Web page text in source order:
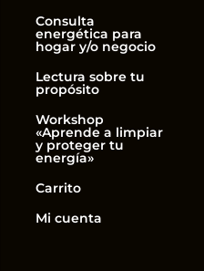
Consulta
energética para
hogar y/o negocio
Lectura sobre tu
propósito
Workshop
«Aprende a limpiar
y proteger tu
energía»
Carrito
Mi cuenta